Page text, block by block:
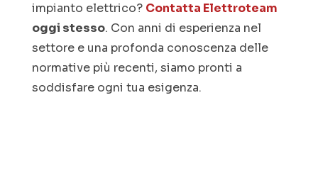
impianto elettrico? Contatta Elettroteam
oggi stesso. Con anni di esperienza nel
settore e una profonda conoscenza delle
normative più recenti, siamo pronti a
soddisfare ogni tua esigenza.